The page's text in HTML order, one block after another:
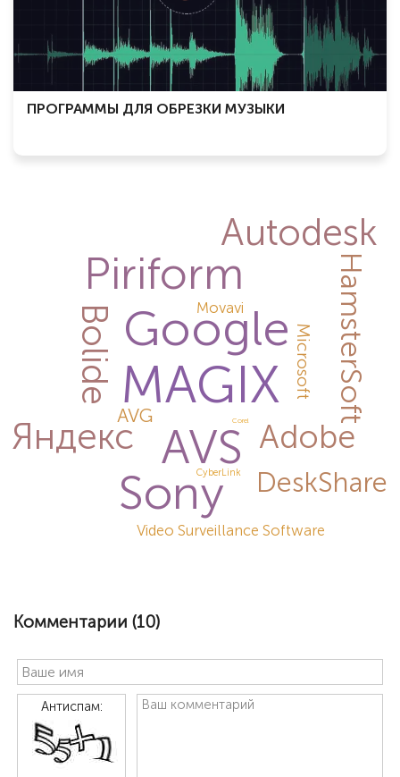
ПРОГРАММЫ ДЛЯ ОБРЕЗКИ МУЗЫКИ
Adobe
Autodesk
Corel
Яндекс
Movavi
Bolide
CyberLink
AVS
DeskShare
Video Surveillance Software
Google
Piriform
AVG HamsterSoft
Sony
MAGIX Microsoft
Комментарии (10)
Антиспам: